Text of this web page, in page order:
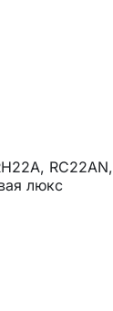
RC22AN,
люкс